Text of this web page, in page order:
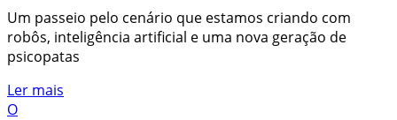
Um passeio pelo cenário que estamos criando com
robôs, inteligência artificial e uma nova geração de
psicopatas
Ler mais
O